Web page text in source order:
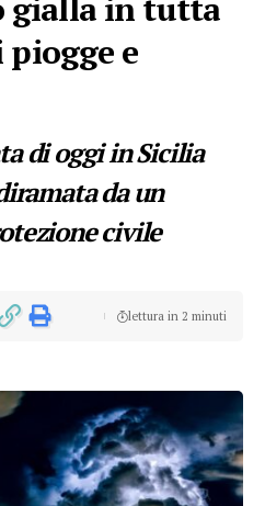
gialla in tutta
e
di oggi in Sicilia
da un
civile
lettura in 2 minuti